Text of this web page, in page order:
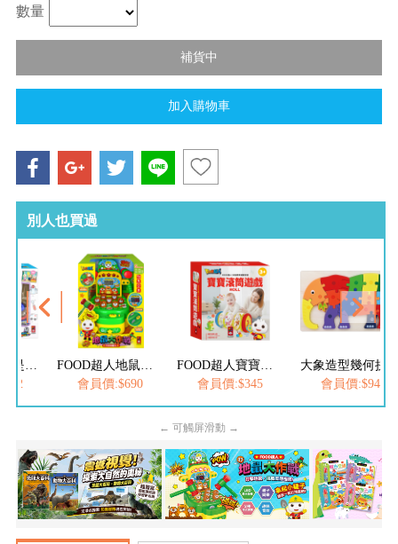
數量
別人也買過
會員價:$690
會員價:$345
大象造型幾何拼
會員價:$94
← 可觸屏滑動 →